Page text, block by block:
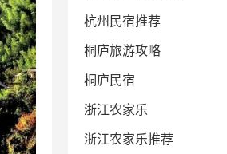
杭州民宿推荐
桐庐旅游攻略
桐庐民宿
浙江农家乐
浙江农家乐推荐